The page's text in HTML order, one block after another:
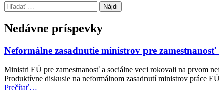
Preskočiť
späť
na
hlavnú
Hľadať:
Nedávne príspevky
Neformálne zasadnutie ministrov pre zamestnanosť
Ministri EÚ pre zamestnanosť a sociálne veci rokovali na prvom
Produktívne diskusie na neformálnom zasadnutí ministrov práce
Prečítať“Neformálne
…